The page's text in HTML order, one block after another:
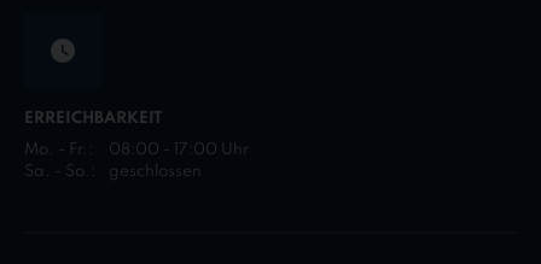
ERREICHBARKEIT
Mo. - Fr.:
08:00 - 17:00 Uhr
Sa. - So.:
geschlossen